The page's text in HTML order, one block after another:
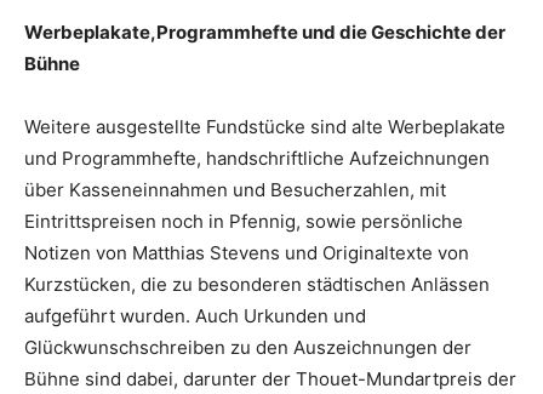
Werbeplakate,Programmhefte und die Geschichte der
Bühne
Weitere ausgestellte Fundstücke sind alte Werbeplakate
und Programmhefte, handschriftliche Aufzeichnungen
über Kasseneinnahmen und Besucherzahlen, mit
Eintrittspreisen noch in Pfennig, sowie persönliche
Notizen von Matthias Stevens und Originaltexte von
Kurzstücken, die zu besonderen städtischen Anlässen
aufgeführt wurden. Auch Urkunden und
Glückwunschschreiben zu den Auszeichnungen der
Bühne sind dabei, darunter der Thouet-Mundartpreis der